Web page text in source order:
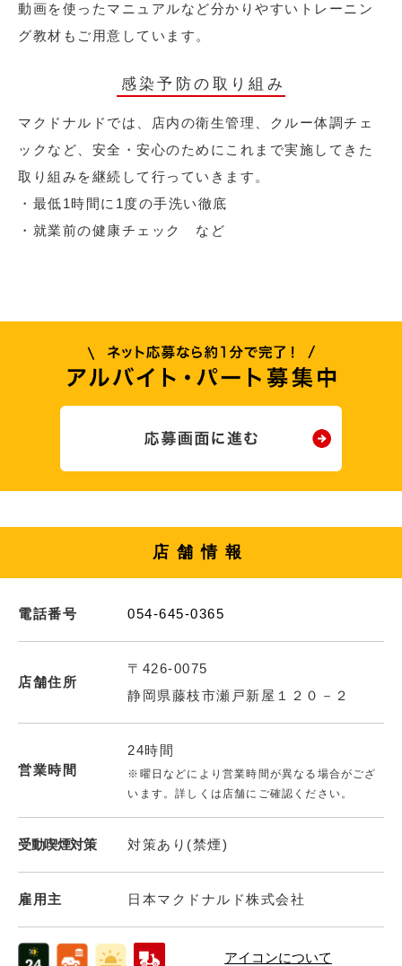
動画を使ったマニュアルなど分かりやすいトレーニン
グ教材もご用意しています。
感染予防の取り組み
マクドナルドでは、店内の衛生管理、クルー体調チェ
ックなど、安全・安心のためにこれまで実施してきた
取り組みを継続して行っていきます。
・最低1時間に1度の手洗い徹底
・就業前の健康チェック など
店舗情報
電話番号 054-645-0365
店舗住所
〒426-0075
静岡県藤枝市瀬戸新屋１２０－２
営業時間
24時間
※曜日などにより営業時間が異なる場合がござ
います。詳しくは店舗にご確認ください。
受動喫煙対策 対策あり(禁煙)
雇用主 日本マクドナルド株式会社
アイコンについて